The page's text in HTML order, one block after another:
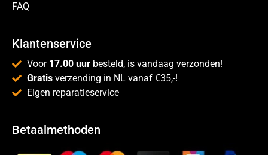
FAQ
Klantenservice
Voor 17.00 uur besteld, is vandaag verzonden!
Gratis verzending in NL vanaf €35,-!
Eigen reparatieservice
Betaalmethoden